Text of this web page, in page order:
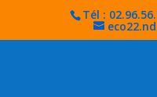
Tél :